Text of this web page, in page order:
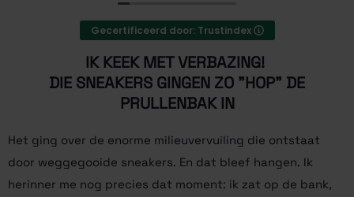
Gecertificeerd door: Trustindex
IK KEEK MET VERBAZING!
DIE SNEAKERS GINGEN ZO "HOP" DE
PRULLENBAK IN
Het ging over de enorme milieuvervuiling die ontstaat
door weggegooide sneakers. En dat bleef hangen. Ik
herinner me nog precies dat moment: ik zat op de bank,